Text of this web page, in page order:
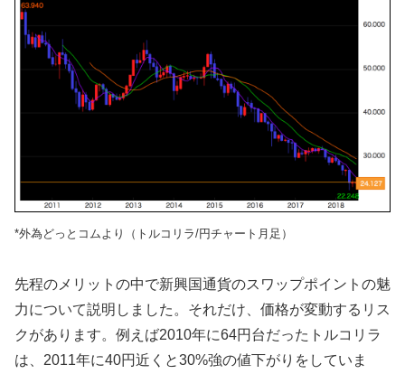
*外為どっとコムより（トルコリラ/円チャート月足）
先程のメリットの中で新興国通貨のスワップポイントの魅
力について説明しました。それだけ、価格が変動するリス
クがあります。例えば2010年に64円台だったトルコリラ
は、2011年に40円近くと30%強の値下がりをしていま